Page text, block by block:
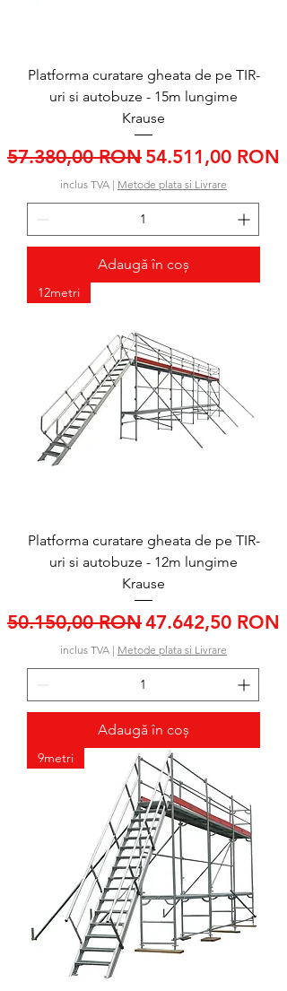
Platforma curatare gheata de pe TIR-
uri si autobuze - 15m lungime
Krause
Preț normal
57.380,00 RON Preț redus
54.511,00 RON
inclus TVA | Metode plata si Livrare
Adaugă în coș
12metri
Platforma curatare gheata de pe TIR-
uri si autobuze - 12m lungime
Krause
Preț normal
50.150,00 RONPreț redus
47.642,50 RON
inclus TVA | Metode plata si Livrare
Adaugă în coș
9metri